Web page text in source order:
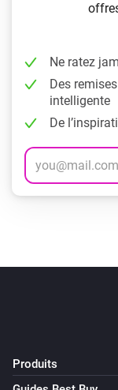
Ne ratez
Des
intelligente
De
Produits